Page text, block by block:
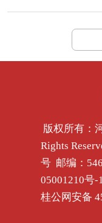
版权所有：
Rights
号 邮编：
05001210号-
桂公网安备